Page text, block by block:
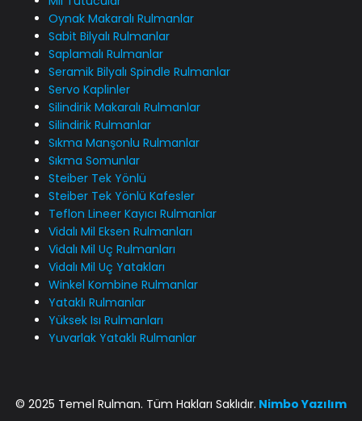
Oynak Makaralı Rulmanlar
Sabit Bilyalı Rulmanlar
Saplamalı Rulmanlar
Seramik Bilyalı Spindle Rulmanlar
Servo Kaplinler
Silindirik Makaralı Rulmanlar
Silindirik Rulmanlar
Sıkma Manşonlu Rulmanlar
Sıkma Somunlar
Steiber Tek Yönlü
Steiber Tek Yönlü Kafesler
Teflon Lineer Kayıcı Rulmanlar
Vidalı Mil Eksen Rulmanları
Vidalı Mil Uç Rulmanları
Vidalı Mil Uç Yatakları
Winkel Kombine Rulmanlar
Yataklı Rulmanlar
Yüksek Isı Rulmanları
Yuvarlak Yataklı Rulmanlar
© 2025 Temel Rulman. Tüm Hakları Saklıdır. Nimbo Yazılım